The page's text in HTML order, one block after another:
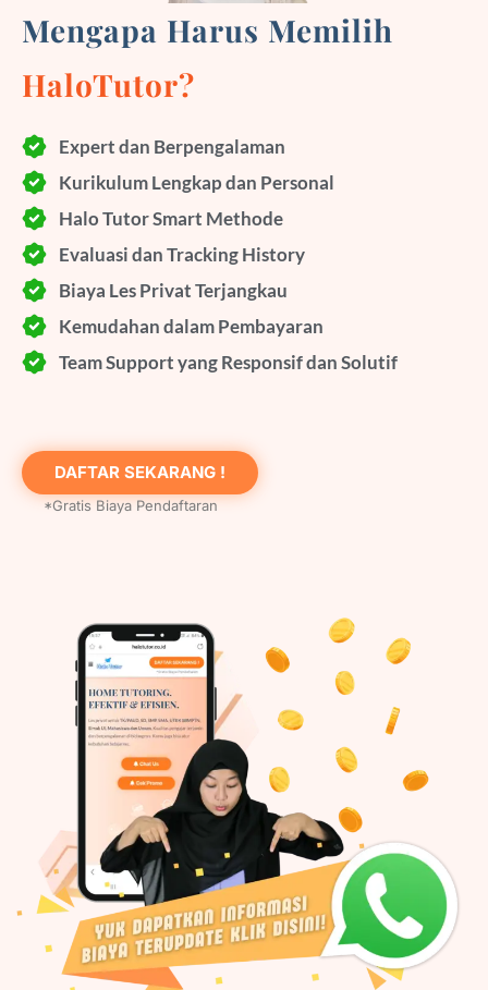
Mengapa Harus Memilih
HaloTutor?
Expert dan Berpengalaman
Kurikulum Lengkap dan Personal
Halo Tutor Smart Methode
Evaluasi dan Tracking History
Biaya Les Privat Terjangkau
Kemudahan dalam Pembayaran
Team Support yang Responsif dan Solutif
DAFTAR SEKARANG !
*Gratis Biaya Pendaftaran